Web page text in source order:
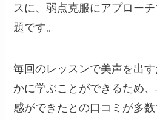
スに、弱点克服にアプロー
題です。
毎回のレッスンで美声を出
かに学ぶことができるため
感ができたとの口コミが多数